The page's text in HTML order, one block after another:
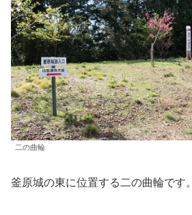
二の曲輪
釜原城の東に位置する二の曲輪です。